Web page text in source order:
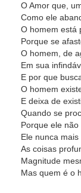
O Amor que,
Como ele
O homem está
Porque se
O homem, de
Em sua
E por que
O homem
E deixa de
Quando se
Porque ele não
Ele nunca mais
As coisas
Magnitude
Mas quem é o